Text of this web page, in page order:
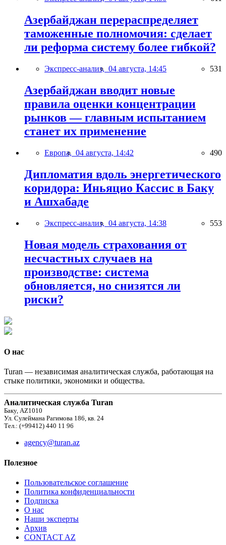
Азербайджан перераспределяет
таможенные полномочия: сделает
ли реформа систему более гибкой?
Экспресс-анализ, 04 августа, 14:45 531
Азербайджан вводит новые
правила оценки концентрации
рынков — главным испытанием
станет их применение
Европа, 04 августа, 14:42 490
Дипломатия вдоль энергетического
коридора: Иньяцио Кассис в Баку
и Ашхабаде
Экспресс-анализ, 04 августа, 14:38 553
Новая модель страхования от
несчастных случаев на
производстве: система
обновляется, но снизятся ли
риски?
О нас
Turan — независимая аналитическая служба, работающая на
стыке политики, экономики и общества.
Аналитическая служба Turan
Баку, AZ1010
Ул. Сулеймана Рагимова 186, кв. 24
Тел.: (+99412) 440 11 96
agency@turan.az
Полезное
Пользовательское соглашение
Политика конфиденциальности
Подписка
О нас
Наши эксперты
Архив
CONTACT AZ